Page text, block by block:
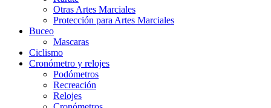
Otras Artes Marciales
Protección para Artes Marciales
Buceo
Mascaras
Ciclismo
Cronómetro y relojes
Podómetros
Recreación
Relojes